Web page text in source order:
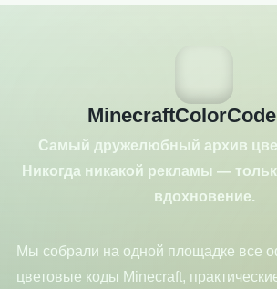
Самый дружелюбный архив
Никогда никакой рекламы —
вдохновение.
Мы собрали на одной площадке все
цветовые коды Minecraft,